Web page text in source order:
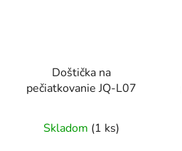
Doštička na
pečiatkovanie JQ-L07
Skladom (1 ks)